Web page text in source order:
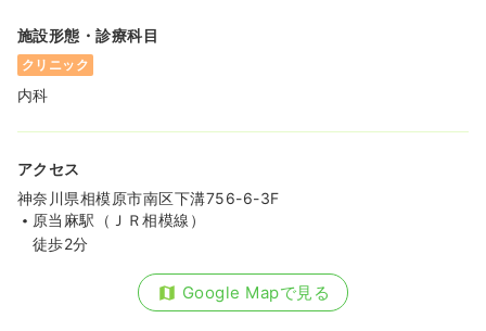
施設形態・診療科目
クリニック
内科
アクセス
神奈川県相模原市南区下溝756-6-3F
原当麻駅（ＪＲ相模線）
徒歩2分
Google Mapで見る